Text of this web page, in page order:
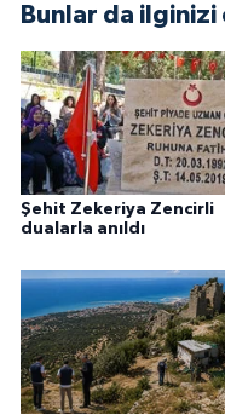
Bunlar da
Şehit Zekeriya Zencirli
dualarla anıldı